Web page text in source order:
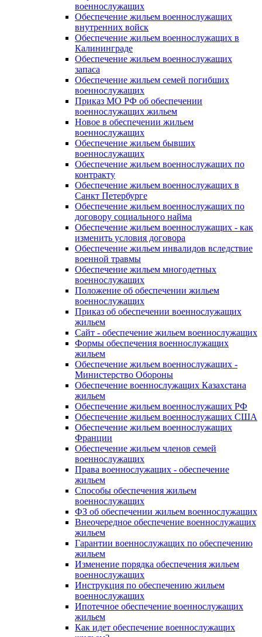
военнослужащих
Обеспечение жильем военнослужащих
внутренних войск
Обеспечение жильем военнослужащих в
Калининграде
Обеспечение жильем военнослужащих
запаса
Обеспечение жильем семей погибших
военнослужащих
Приказ МО РФ об обеспечении
военнослужащих жильем
Новое в обеспечении жильем
военнослужащих
Обеспечение жильем бывших
военнослужащих
Обеспечение жильем военнослужащих по
контракту
Обеспечение жильем военнослужащих в
Санкт Петербурге
Обеспечение жильем военнослужащих по
договору социального найма
Обеспечение жильем военнослужащих - как
изменить условия договора
Обеспечение жильем инвалидов вследствие
военной травмы
Обеспечение жильем многодетных
военнослужащих
Положение об обеспечении жильем
военнослужащих
Приказ об обеспечении военнослужащих
жильем
Сайт - обеспечение жильем военнослужащих
Формы обеспечения военнослужащих
жильем
Обеспечение жильем военнослужащих -
Министерство Обороны
Обеспечение военнослужащих Казахстана
жильем
Обеспечение жильем военнослужащих РФ
Обеспечение жильем военнослужащих США
Обеспечение жильем военнослужащих
Франции
Обеспечение жильем членов семей
военнослужащих
Права военнослужащих - обеспечение
жильем
Способы обеспечения жильем
военнослужащих
ФЗ об обеспечении жильем военнослужащих
Внеочередное обеспечение военнослужащих
жильем
Гарантии военнослужащих по обеспечению
жильем
Изменение порядка обеспечения жильем
военнослужащих
Инструкция по обеспечению жильем
военнослужащих
Ипотечное обеспечение военнослужащих
жильем
Как идет обеспечение военнослужащих